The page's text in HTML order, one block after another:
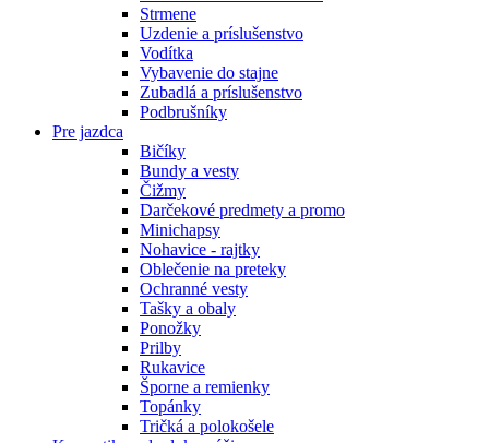
Strmene
Uzdenie a príslušenstvo
Vodítka
Vybavenie do stajne
Zubadlá a príslušenstvo
Podbrušníky
Pre jazdca
Bičíky
Bundy a vesty
Čižmy
Darčekové predmety a promo
Minichapsy
Nohavice - rajtky
Oblečenie na preteky
Ochranné vesty
Tašky a obaly
Ponožky
Prilby
Rukavice
Šporne a remienky
Topánky
Tričká a polokošele